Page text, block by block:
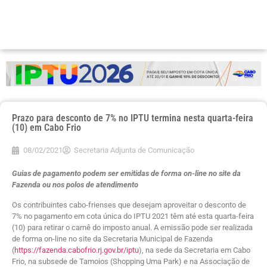
Prazo para desconto de 7% no IPTU termina nesta quarta-feira
(10) em Cabo Frio
08/02/2021 Secretaria Adjunta de Comunicação
Guias de pagamento podem ser emitidas de forma on-line no site da
Fazenda ou nos polos de atendimento
Os contribuintes cabo-frienses que desejam aproveitar o desconto de
7% no pagamento em cota única do IPTU 2021 têm até esta quarta-feira
(10) para retirar o carnê do imposto anual. A emissão pode ser realizada
de forma on-line no site da Secretaria Municipal de Fazenda
(https://fazenda.cabofrio.rj.gov.br/iptu), na sede da Secretaria em Cabo
Frio, na subsede de Tamoios (Shopping Uma Park) e na Associação de